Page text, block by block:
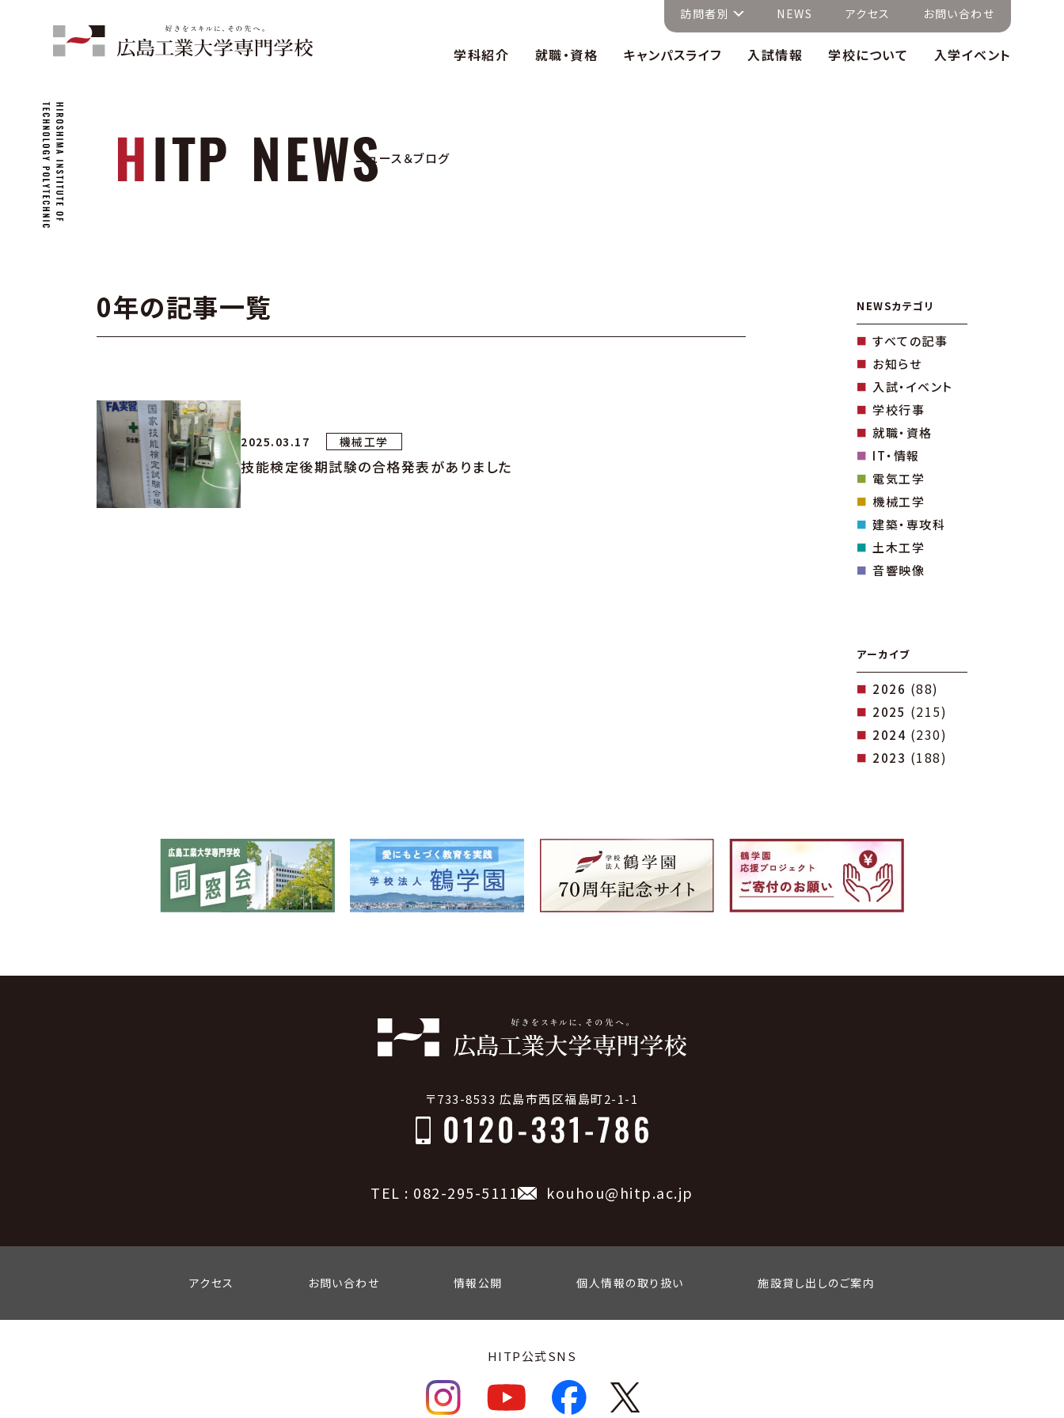
訪問者別 NEWS アクセス お問い合わせ
学科紹介 就職・資格 キャンパスライフ 入試情報 学校について 入学イベント
ニュース＆ブログ
0年の記事一覧
2025.03.17 機械工学
技能検定後期試験の合格発表がありました
NEWSカテゴリ
すべての記事
お知らせ
入試・イベント
学校行事
就職・資格
IT・情報
電気工学
機械工学
建築・専攻科
土木工学
音響映像
アーカイブ
2026 (88)
2025 (215)
2024 (230)
2023 (188)
〒733-8533 広島市西区福島町2-1-1
TEL : 082-295-5111 kouhou@hitp.ac.jp
アクセス お問い合わせ 情報公開 個人情報の取り扱い 施設貸し出しのご案内
HITP公式SNS